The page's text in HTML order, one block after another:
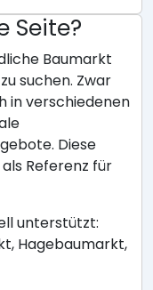
Seite?
Baumarkt
suchen. Zwar
in verschiedenen
Diese
Referenz für
unterstützt:
Hagebaumarkt,